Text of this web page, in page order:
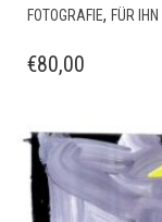
FOTOGRAFIE, FÜR IHN
€80,00